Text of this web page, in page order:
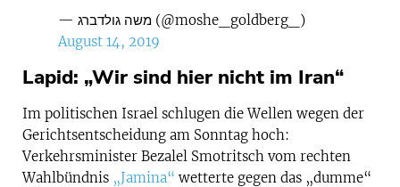
— משה גולדברג (@moshe_goldberg_)
August 14, 2019
Lapid: „Wir sind hier nicht im Iran“
Im politischen Israel schlugen die Wellen wegen der
Gerichtsentscheidung am Sonntag hoch:
Verkehrsminister Bezalel Smotritsch vom rechten
Wahlbündnis „Jamina“ wetterte gegen das „dumme“